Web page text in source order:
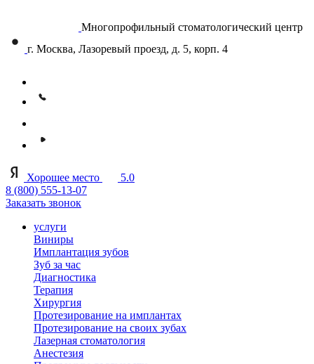
Многопрофильный стоматологический центр
г. Москва, Лазоревый проезд, д. 5, корп. 4
Хорошее место
5.0
8 (800) 555-13-07
Заказать звонок
услуги
Виниры
Имплантация зубов
Зуб за час
Диагностика
Терапия
Хирургия
Протезирование на имплантах
Протезирование на своих зубах
Лазерная стоматология
Анестезия